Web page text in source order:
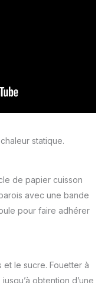
statique.
de papier cuisson
avec une bande
pour faire adhérer
le sucre. Fouetter à
obtention d’une